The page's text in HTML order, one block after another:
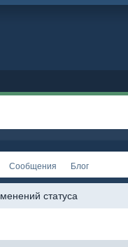
Сообщения Блог
статуса